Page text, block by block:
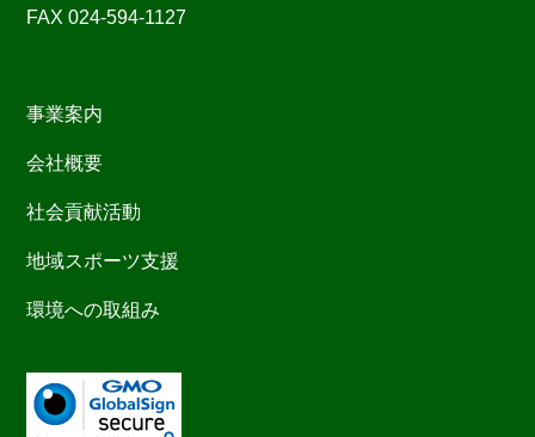
FAX 024-594-1127
事業案内
会社概要
社会貢献活動
地域スポーツ支援
環境への取組み